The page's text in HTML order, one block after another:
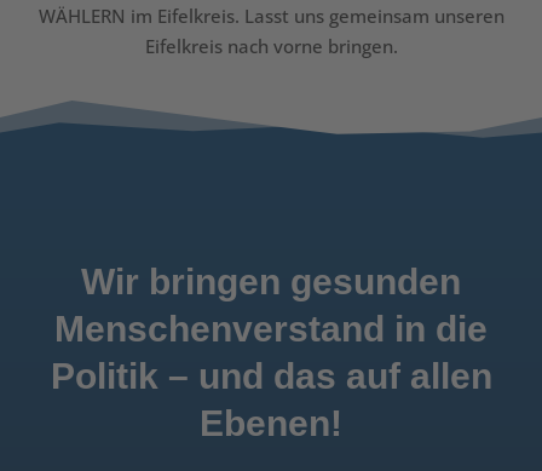
WÄHLERN im Eifelkreis. Lasst uns gemeinsam unseren
Eifelkreis nach vorne bringen.
Wir bringen gesunden
Menschenverstand in die
Politik – und das auf allen
Ebenen!